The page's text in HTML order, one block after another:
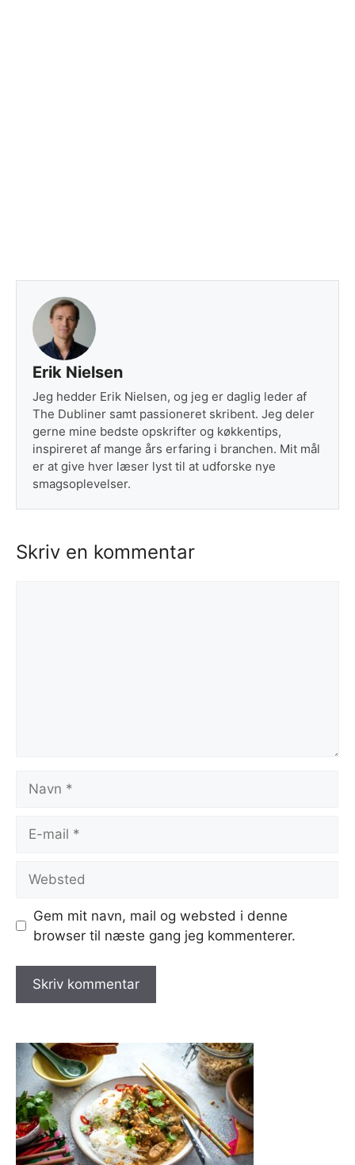
Erik Nielsen
Jeg hedder Erik Nielsen, og jeg er daglig leder af
The Dubliner samt passioneret skribent. Jeg deler
gerne mine bedste opskrifter og køkkentips,
inspireret af mange års erfaring i branchen. Mit mål
er at give hver læser lyst til at udforske nye
smagsoplevelser.
Skriv en kommentar
mail
Gem mit navn, mail og websted i denne
browser til næste gang jeg kommenterer.